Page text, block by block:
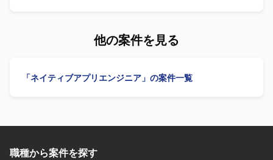
に共感し、EC体験の可能性に興味をお持ちの方を求めてい
ッチします。事業や顧客に近い距離で数値やユーザーの声
トが動く手触りを持ちながら開発できる環境です。AI活用
を自ら設計し、AI時代のモバイル開発の在り方を実践しな
リース、効果分析まで一貫して担当し、モバイルアーキテ
続けられる方を求めています。変化の速い環境で、チーム
Android両OSの開発プロセスを構築し、複雑なEC・ゲー
ます。 【開発環境】 Swift、Kotlin、Go、SwiftUI、Jetpack
他の案件を見る
「ネイティブアプリエンジニア」の案件一覧
職種から案件を探す